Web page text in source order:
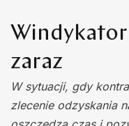
zaraz
W sytuacji, gdy
zlecenie odzyskania